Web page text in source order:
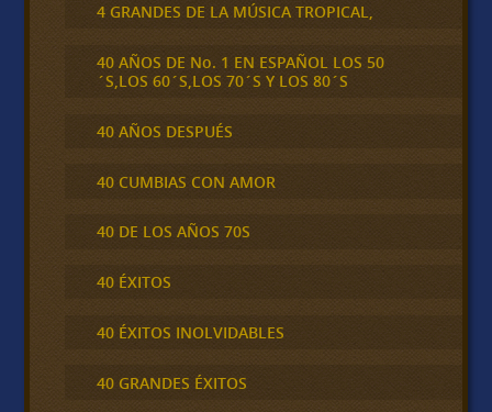
4 GRANDES DE LA MÚSICA TROPICAL,
40 AÑOS DE No. 1 EN ESPAÑOL LOS 50
´S,LOS 60´S,LOS 70´S Y LOS 80´S
40 AÑOS DESPUÉS
40 CUMBIAS CON AMOR
40 DE LOS AÑOS 70S
40 ÉXITOS
40 ÉXITOS INOLVIDABLES
40 GRANDES ÉXITOS